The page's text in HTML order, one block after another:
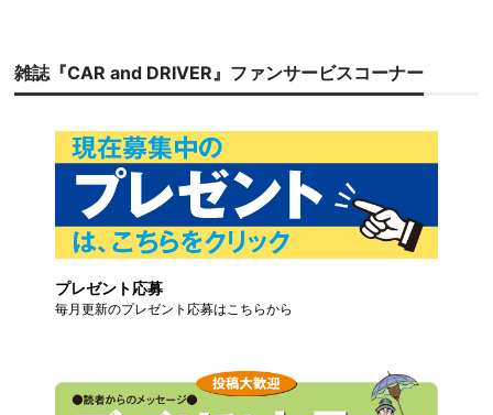
雑誌『CAR and DRIVER』ファンサービスコーナー
プレゼント応募
毎月更新のプレゼント応募はこちらから